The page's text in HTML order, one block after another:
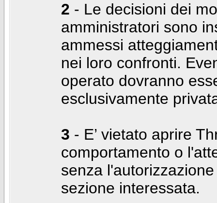
2 - Le decisioni dei
amministratori sono
ammessi
nei loro confronti.
operato dovranno
esclusivamente
3 - E’ vietato aprire
comportamento o
senza
sezione interessata.